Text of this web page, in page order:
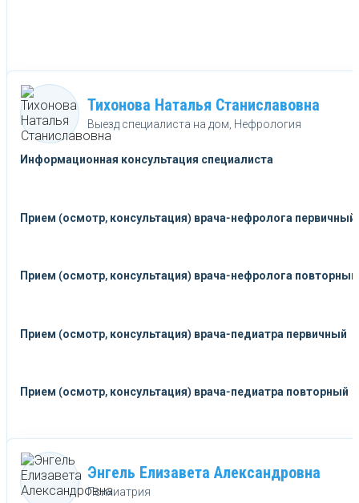
Тихонова Наталья Станиславовна
Выезд специалиста на дом, Нефрология
Информационная консультация специалиста
Прием (осмотр, консультация) врача-нефролога первичный
Прием (осмотр, консультация) врача-нефролога повторный
Прием (осмотр, консультация) врача-педиатра первичный
Прием (осмотр, консультация) врача-педиатра повторный
Энгель Елизавета Александровна
Психиатрия